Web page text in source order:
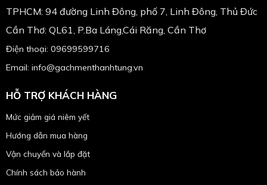
TPHCM: 94 đường Linh Đông, phố 7, Linh Đông, Thủ Đức
Cần Thơ: QL61, P.Ba Láng,Cái Răng, Cần Thơ
Điện thoại: 09699599716
Email: info@gachmenthanhtung.vn
HỖ TRỢ KHÁCH HÀNG
Mức giảm giá niêm yết
Hướng dẫn mua hàng
Vận chuyển và lắp đặt
Chính sách bảo hành